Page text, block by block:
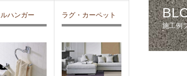
ハンガー ラグ・カーペット
施工例